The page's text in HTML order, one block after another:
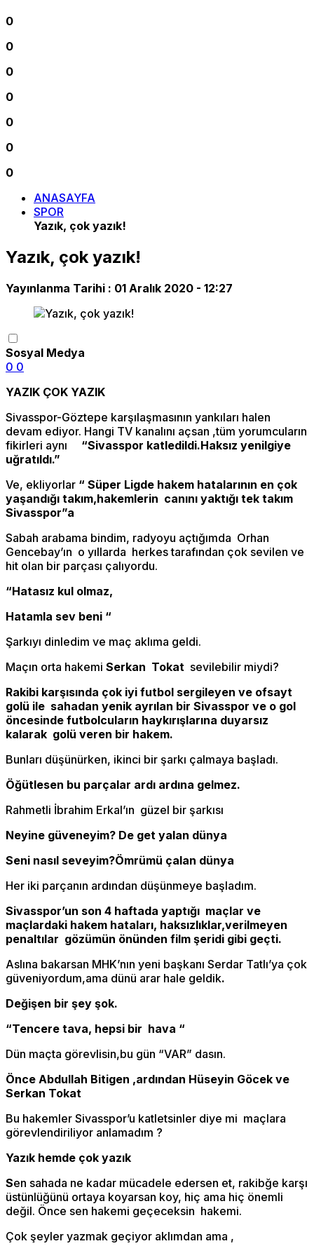
0
0
0
0
0
0
0
ANASAYFA
SPOR
Yazık, çok yazık!
Yazık, çok yazık!
Yayınlanma Tarihi : 01 Aralık 2020 - 12:27
Sosyal Medya
0 0
YAZIK ÇOK YAZIK
Sivasspor-Göztepe karşılaşmasının yankıları halen
devam ediyor. Hangi TV kanalını açsan ,tüm yorumcuların
fikirleri aynı “Sivasspor katledildi.Haksız yenilgiye
uğratıldı.”
Ve, ekliyorlar “ Süper Ligde hakem hatalarının en çok
yaşandığı takım,hakemlerin canını yaktığı tek takım
Sivasspor”a
Sabah arabama bindim, radyoyu açtığımda Orhan
Gencebay’ın o yıllarda herkes tarafından çok sevilen ve
hit olan bir parçası çalıyordu.
“Hatasız kul olmaz,
Hatamla sev beni “
Şarkıyı dinledim ve maç aklıma geldi.
Maçın orta hakemi Serkan Tokat sevilebilir miydi?
Rakibi karşısında çok iyi futbol sergileyen ve ofsayt
golü ile sahadan yenik ayrılan bir Sivasspor ve o gol
öncesinde futbolcuların haykırışlarına duyarsız
kalarak golü veren bir hakem.
Bunları düşünürken, ikinci bir şarkı çalmaya başladı.
Öğütlesen bu parçalar ardı ardına gelmez.
Rahmetli İbrahim Erkal’ın güzel bir şarkısı
Neyine güveneyim? De get yalan dünya
Seni nasıl seveyim?Ömrümü çalan dünya
Her iki parçanın ardından düşünmeye başladım.
Sivasspor’un son 4 haftada yaptığı maçlar ve
maçlardaki hakem hataları, haksızlıklar,verilmeyen
penaltılar gözümün önünden film şeridi gibi geçti.
Aslına bakarsan MHK’nın yeni başkanı Serdar Tatlı’ya çok
güveniyordum,ama dünü arar hale geldik.
Değişen bir şey şok.
“Tencere tava, hepsi bir hava “
Dün maçta görevlisin,bu gün “VAR” dasın.
Önce Abdullah Bitigen ,ardından Hüseyin Göcek ve
Serkan Tokat
Bu hakemler Sivasspor’u katletsinler diye mi maçlara
görevlendiriliyor anlamadım ?
Yazık hemde çok yazık
Sen sahada ne kadar mücadele edersen et, rakibğe karşı
üstünlüğünü ortaya koyarsan koy, hiç ama hiç önemli
değil. Önce sen hakemi geçeceksin hakemi.
Çok şeyler yazmak geçiyor aklımdan ama ,